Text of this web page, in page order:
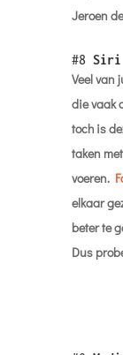
Jeroen
#8 Siri
Veel van
die vaak
toch is
taken
voeren.
elkaar
beter te
Dus